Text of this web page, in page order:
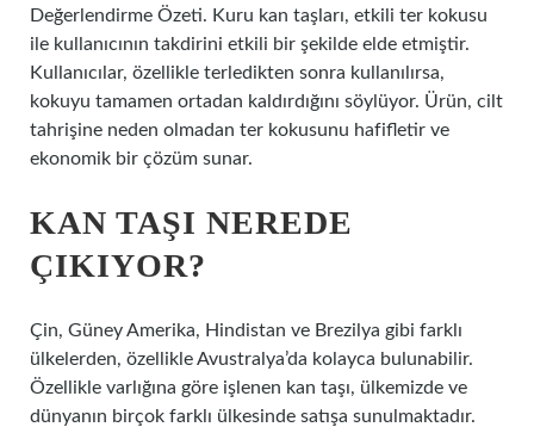
Değerlendirme Özeti. Kuru kan taşları, etkili ter kokusu
ile kullanıcının takdirini etkili bir şekilde elde etmiştir.
Kullanıcılar, özellikle terledikten sonra kullanılırsa,
kokuyu tamamen ortadan kaldırdığını söylüyor. Ürün, cilt
tahrişine neden olmadan ter kokusunu hafifletir ve
ekonomik bir çözüm sunar.
KAN TAŞI NEREDE
ÇIKIYOR?
Çin, Güney Amerika, Hindistan ve Brezilya gibi farklı
ülkelerden, özellikle Avustralya’da kolayca bulunabilir.
Özellikle varlığına göre işlenen kan taşı, ülkemizde ve
dünyanın birçok farklı ülkesinde satışa sunulmaktadır.